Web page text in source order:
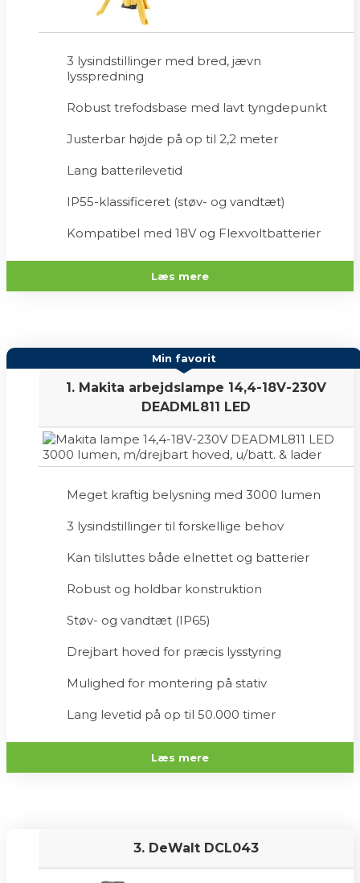
3 lysindstillinger med bred, jævn
lysspredning
Robust trefodsbase med lavt tyngdepunkt
Justerbar højde på op til 2,2 meter
Lang batterilevetid
IP55-klassificeret (støv- og vandtæt)
Kompatibel med 18V og Flexvoltbatterier
Læs mere
Min favorit
1. Makita arbejdslampe 14,4-18V-230V
DEADML811 LED
Meget kraftig belysning med 3000 lumen
3 lysindstillinger til forskellige behov
Kan tilsluttes både elnettet og batterier
Robust og holdbar konstruktion
Støv- og vandtæt (IP65)
Drejbart hoved for præcis lysstyring
Mulighed for montering på stativ
Lang levetid på op til 50.000 timer
Læs mere
3. DeWalt DCL043